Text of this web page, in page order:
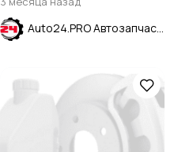
Auto24.PRO Автозапчасти